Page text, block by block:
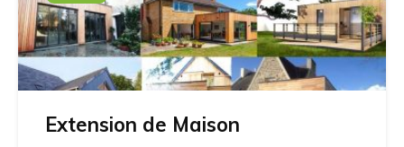
Extension de Maison